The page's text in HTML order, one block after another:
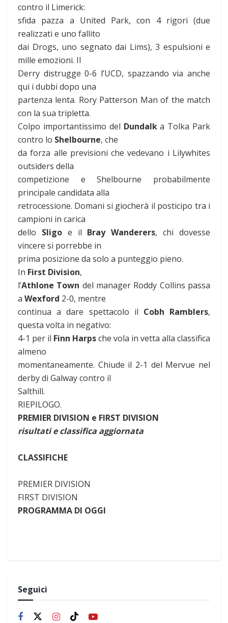
contro il Limerick:
sfida pazza a United Park, con 4 rigori (due
realizzati e uno fallito
dai Drogs, uno segnato dai Lims), 3 espulsioni e
mille emozioni. Il
Derry distrugge 0-6 l’UCD, spazzando via anche
qui i dubbi dopo una
partenza lenta. Rory Patterson Man of the match
con la sua tripletta.
Colpo importantissimo del Dundalka Tolka Park
contro lo Shelbourne, che
da forza alle previsioni che vedevano i Lilywhites
outsiders della
competizione e Shelbourne probabilmente
principale candidata alla
retrocessione. Domani si giocherà il posticipo tra i
campioni in carica
dello Sligoe il Bray Wanderers, chi dovesse
vincere si porrebbe in
prima posizione da solo a punteggio pieno.
In First Division,
l’Athlone Town del manager Roddy Collins passa
a Wexford 2-0, mentre
continua a dare spettacolo il Cobh Ramblers,
questa volta in negativo:
4-1 per il Finn Harpsche vola in vetta alla classifica
almeno
momentaneamente. Chiude il 2-1 del Mervue nel
derby di Galway contro il
Salthill.
RIEPILOGO.
PREMIER DIVISION e FIRST DIVISION
risultati e classifica aggiornata
CLASSIFICHE
PREMIER DIVISION
FIRST DIVISION
PROGRAMMA DI OGGI
Seguici